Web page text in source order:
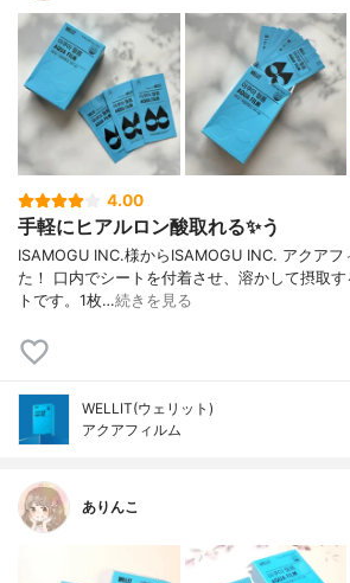
4.00
手軽にヒアルロン酸取れる✨う
ISAMOGU INC.様からISAMOGU INC. アクアフ
た！ 口内でシートを付着させ、溶かして摂取
トです。1枚…続きを見る
WELLIT(ウェリット)
アクアフィルム
ありんこ